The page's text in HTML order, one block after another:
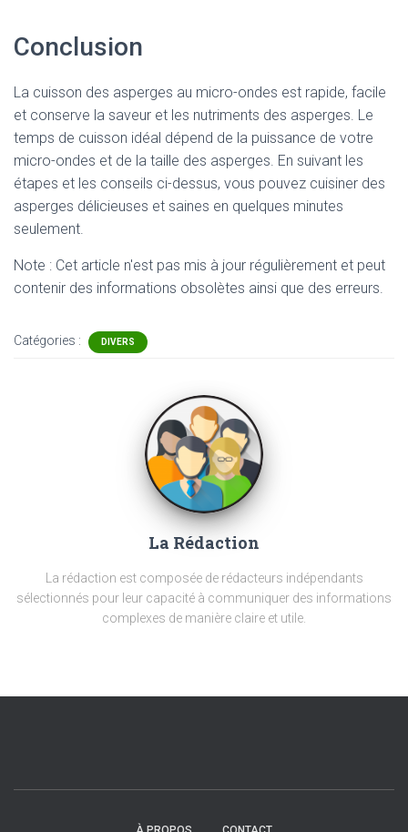
Conclusion
La cuisson des asperges au micro-ondes est rapide, facile
et conserve la saveur et les nutriments des asperges. Le
temps de cuisson idéal dépend de la puissance de votre
micro-ondes et de la taille des asperges. En suivant les
étapes et les conseils ci-dessus, vous pouvez cuisiner des
asperges délicieuses et saines en quelques minutes
seulement.
Note : Cet article n'est pas mis à jour régulièrement et peut
contenir des informations obsolètes ainsi que des erreurs.
Catégories : DIVERS
La Rédaction
La rédaction est composée de rédacteurs indépendants
sélectionnés pour leur capacité à communiquer des informations
complexes de manière claire et utile.